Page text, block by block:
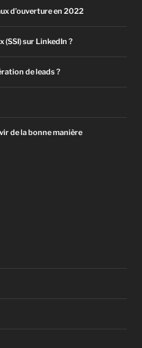
d’ouverture en 2022
(SSI) sur LinkedIn ?
de leads ?
de la bonne manière